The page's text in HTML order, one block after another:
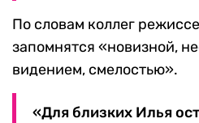
По словам коллег
запомнятся «новизной,
видением, смелостью».
«Для близких Илья